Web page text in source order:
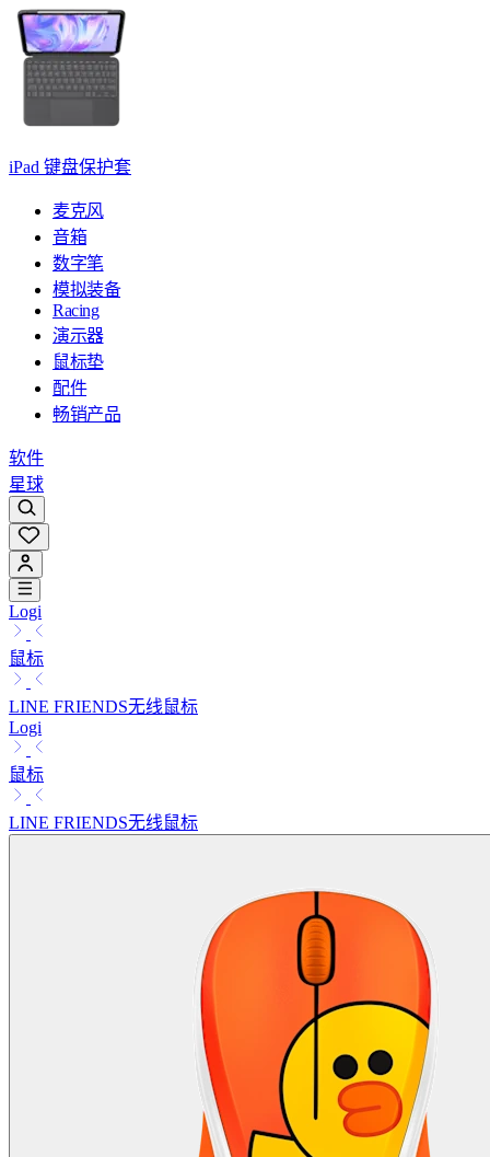
iPad 键盘保护套
麦克风
音箱
数字笔
模拟装备
Racing
演示器
鼠标垫
配件
畅销产品
软件
星球
Logi
鼠标
LINE FRIENDS无线鼠标
Logi
鼠标
LINE FRIENDS无线鼠标